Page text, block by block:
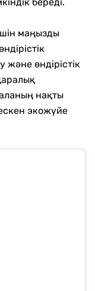
маңызды
және өндірістік
нақты
экожүйе